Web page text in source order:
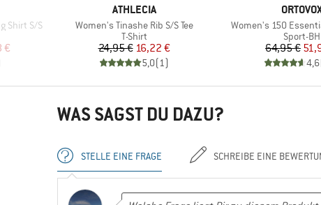
Shirt S/S
Preis
€
MARKE
ATHLECIA
Artikel
Women's Tinashe Rib S/S Tee
Produktgruppe
T-Shirt
Preis
24,95 €reduzierter Preis
16,22 €
5,0(1)
MARKE
Artikel
Women's 150
Sport-BH
64,95 €
4,6
WAS SAGST DU DAZU?
STELLE EINE FRAGE SCHREIBE EINE